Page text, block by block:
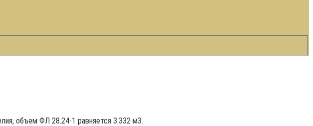
объем ФЛ 28.24-1 равняется 3.332 м3.